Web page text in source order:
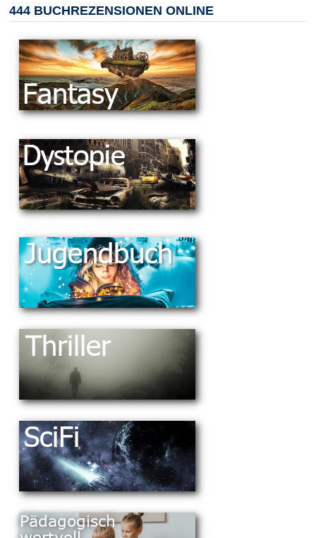
444 BUCHREZENSIONEN ONLINE